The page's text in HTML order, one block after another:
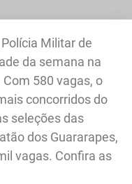
Militar de
da semana na
580 vagas, o
concorridos do
seleções das
dos Guararapes,
vagas. Confira as